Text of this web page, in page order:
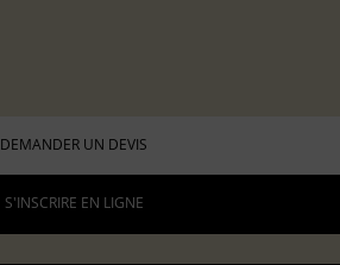
DEMANDER UN DEVIS
S'INSCRIRE EN LIGNE